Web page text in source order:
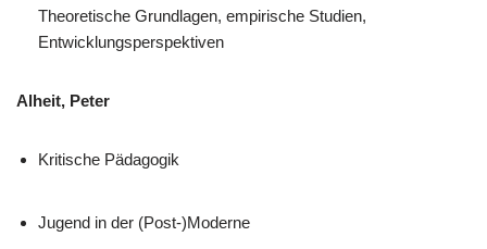
Theoretische Grundlagen, empirische Studien,
Entwicklungsperspektiven
Alheit, Peter
Kritische Pädagogik
Jugend in der (Post-)Moderne